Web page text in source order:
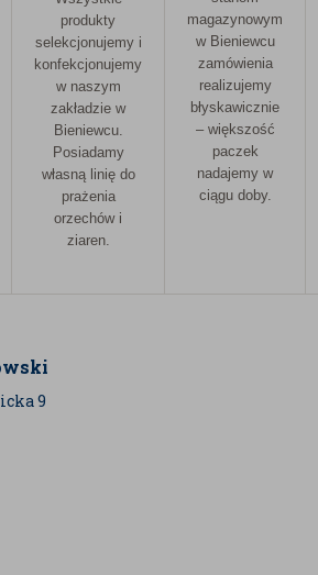
produkty
selekcjonujemy i
konfekcjonujemy
w naszym
zakładzie w
Bieniewcu.
Posiadamy
własną linię do
prażenia
orzechów i
ziaren.
magazynowym
w Bieniewcu
zamówienia
realizujemy
błyskawicznie
– większość
paczek
nadajemy w
ciągu doby.
9